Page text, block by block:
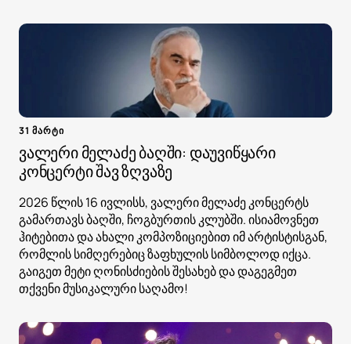
31 მარტი
ვალერი მელაძე ბაღში: დაუვიწყარი
კონცერტი შავ ზღვაზე
2026 წლის 16 ივლისს, ვალერი მელაძე კონცერტს
გამართავს ბაღში, ჩოგბურთის კლუბში. ისიამოვნეთ
ჰიტებითა და ახალი კომპოზიციებით იმ არტისტისგან,
რომლის სიმღერებიც ზაფხულის სიმბოლოდ იქცა.
გაიგეთ მეტი ღონისძიების შესახებ და დაგეგმეთ
თქვენი მუსიკალური საღამო!